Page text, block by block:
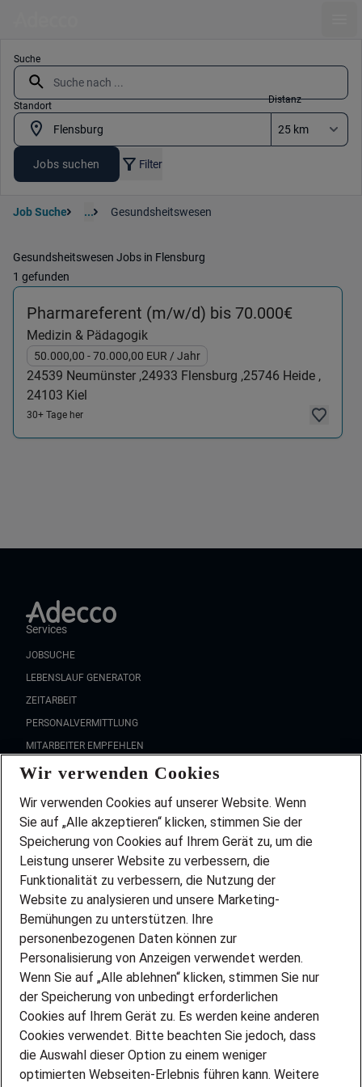
Suche
Standort
Distanz
Jobs suchen Filter
Job Suche ... Gesundsheitswesen
Gesundsheitswesen Jobs in Flensburg
1 gefunden
Pharmareferent (m/w/d) bis 70.000€
Medizin & Pädagogik
50.000,00 - 70.000,00 EUR / Jahr
24539 Neumünster ,24933 Flensburg ,25746 Heide ,
24103 Kiel
30+ Tage her
Services
JOBSUCHE
LEBENSLAUF GENERATOR
ZEITARBEIT
PERSONALVERMITTLUNG
MITARBEITER EMPFEHLEN
FAQ
Wir stellen ein!
DEINE BERUFSGRUPPE
DEINE LEBENSSITUATION
PARTNERSHIP WITH AIRBUS
INITIATIV BEWERBEN
ÜBER UNS
STANDORTE
BLOG
PRESSE
KONTAKT
Wir verwenden Cookies
Wir verwenden Cookies auf unserer Website. Wenn
Sie auf „Alle akzeptieren“ klicken, stimmen Sie der
Speicherung von Cookies auf Ihrem Gerät zu, um die
Leistung unserer Website zu verbessern, die
Funktionalität zu verbessern, die Nutzung der
Website zu analysieren und unsere Marketing-
Bemühungen zu unterstützen. Ihre
personenbezogenen Daten können zur
Personalisierung von Anzeigen verwendet werden.
Wenn Sie auf „Alle ablehnen“ klicken, stimmen Sie nur
der Speicherung von unbedingt erforderlichen
Cookies auf Ihrem Gerät zu. Es werden keine anderen
Cookies verwendet. Bitte beachten Sie jedoch, dass
die Auswahl dieser Option zu einem weniger
optimierten Webseiten-Erlebnis führen kann. Weitere